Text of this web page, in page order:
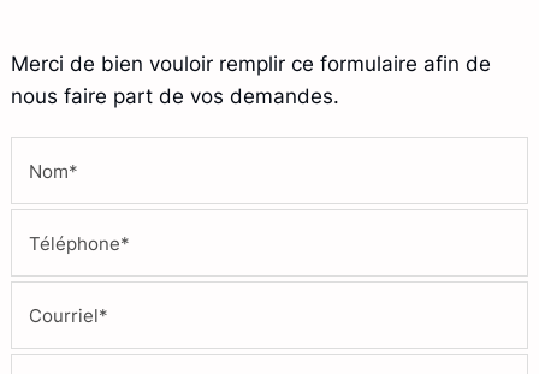
Merci de bien vouloir remplir ce formulaire afin de
nous faire part de vos demandes.